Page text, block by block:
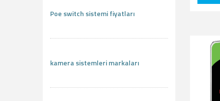
Poe switch sistemi fiyatları
kamera sistemleri markaları